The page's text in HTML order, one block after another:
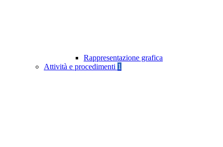
Rappresentazione grafica
Attività e procedimenti 1